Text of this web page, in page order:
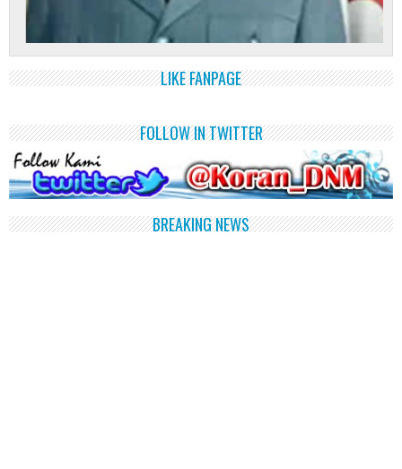
LIKE FANPAGE
FOLLOW IN TWITTER
BREAKING NEWS